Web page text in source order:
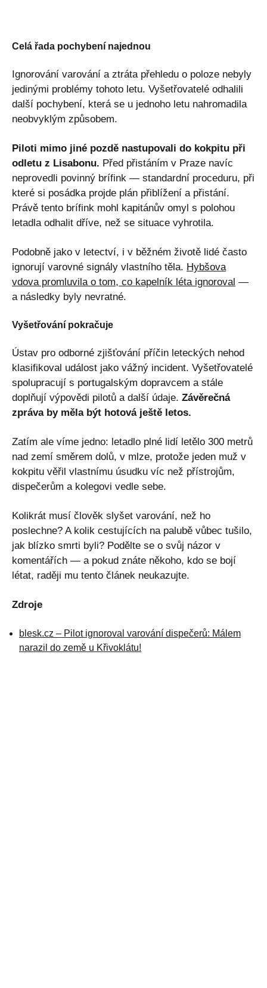
Celá řada pochybení najednou
Ignorování varování a ztráta přehledu o poloze nebyly
jedinými problémy tohoto letu. Vyšetřovatelé odhalili
další pochybení, která se u jednoho letu nahromadila
neobvyklým způsobem.
Piloti mimo jiné pozdě nastupovali do kokpitu při
odletu z Lisabonu. Před přistáním v Praze navíc
neprovedli povinný brífink — standardní proceduru, při
které si posádka projde plán přiblížení a přistání.
Právě tento brífink mohl kapitánův omyl s polohou
letadla odhalit dříve, než se situace vyhrotila.
Podobně jako v letectví, i v běžném životě lidé často
ignorují varovné signály vlastního těla. Hybšova
vdova promluvila o tom, co kapelník léta ignoroval —
a následky byly nevratné.
Vyšetřování pokračuje
Ústav pro odborné zjišťování příčin leteckých nehod
klasifikoval událost jako vážný incident. Vyšetřovatelé
spolupracují s portugalským dopravcem a stále
doplňují výpovědi pilotů a další údaje. Závěrečná
zpráva by měla být hotová ještě letos.
Zatím ale víme jedno: letadlo plné lidí letělo 300 metrů
nad zemí směrem dolů, v mlze, protože jeden muž v
kokpitu věřil vlastnímu úsudku víc než přístrojům,
dispečerům a kolegovi vedle sebe.
Kolikrát musí člověk slyšet varování, než ho
poslechne? A kolik cestujících na palubě vůbec tušilo,
jak blízko smrti byli? Podělte se o svůj názor v
komentářích — a pokud znáte někoho, kdo se bojí
létat, raději mu tento článek neukazujte.
Zdroje
blesk.cz – Pilot ignoroval varování dispečerů: Málem
narazil do země u Křivoklátu!